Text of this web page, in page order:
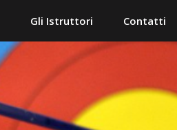
Gli Istruttori Contatti